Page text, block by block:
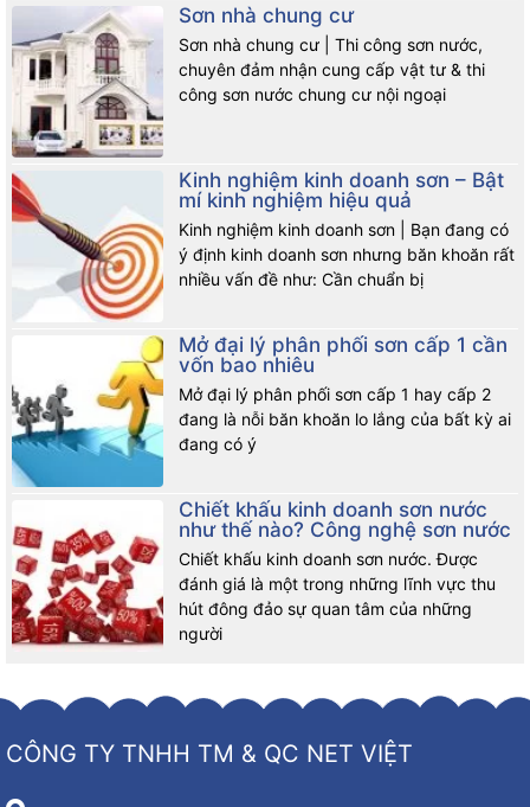
Sơn nhà chung cư
Sơn nhà chung cư | Thi công sơn nước,
chuyên đảm nhận cung cấp vật tư & thi
công sơn nước chung cư nội ngoại
Kinh nghiệm kinh doanh sơn – Bật
mí kinh nghiệm hiệu quả
Kinh nghiệm kinh doanh sơn | Bạn đang có
ý định kinh doanh sơn nhưng băn khoăn rất
nhiều vấn đề như: Cần chuẩn bị
Mở đại lý phân phối sơn cấp 1 cần
vốn bao nhiêu
Mở đại lý phân phối sơn cấp 1 hay cấp 2
đang là nỗi băn khoăn lo lắng của bất kỳ ai
đang có ý
Chiết khấu kinh doanh sơn nước
như thế nào? Công nghệ sơn nước
Chiết khấu kinh doanh sơn nước. Được
đánh giá là một trong những lĩnh vực thu
hút đông đảo sự quan tâm của những
người
CÔNG TY TNHH TM & QC NET VIỆT